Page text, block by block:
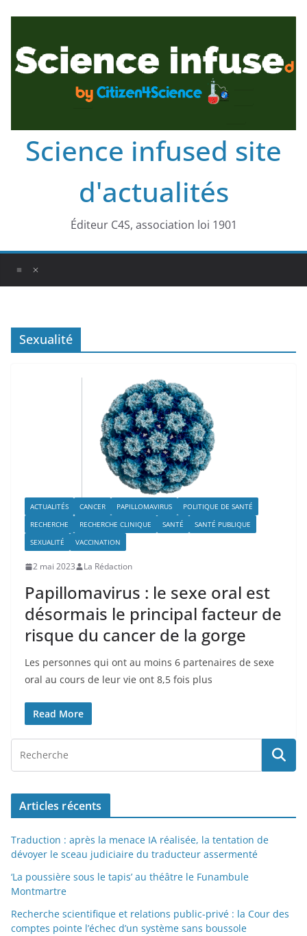
Science infused site
d'actualités
Éditeur C4S, association loi 1901
Sexualité
ACTUALITÉS CANCER PAPILLOMAVIRUS
POLITIQUE DE SANTÉ
RECHERCHE
RECHERCHE CLINIQUE SANTÉ
SANTÉ PUBLIQUE
SEXUALITÉ
VACCINATION
2 mai 2023 La Rédaction
Papillomavirus : le sexe oral est
désormais le principal facteur de
risque du cancer de la gorge
Les personnes qui ont au moins 6 partenaires de sexe
oral au cours de leur vie ont 8,5 fois plus
Read More
Articles récents
Traduction : après la menace IA réalisée, la tentation de
dévoyer le sceau judiciaire du traducteur assermenté
‘La poussière sous le tapis’ au théâtre le Funambule
Montmartre
Recherche scientifique et relations public-privé : la Cour des
comptes pointe l’échec d’un système sans boussole